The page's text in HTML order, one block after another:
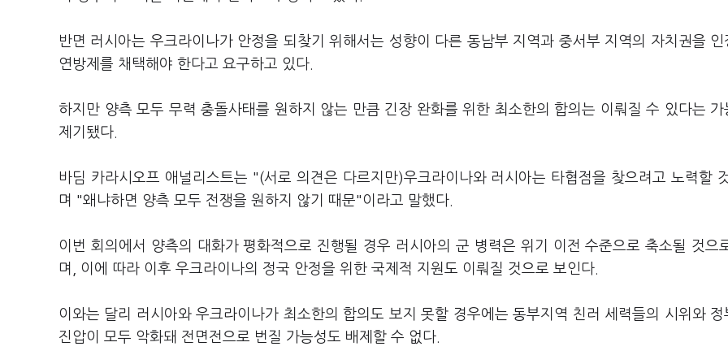
반면 러시아는 우크라이나가 안정을 되찾기 위해서는 성향이 다른 동남부 지역과 중서부 지역의 자치권을 인
연방제를 채택해야 한다고 요구하고 있다.
하지만 양측 모두 무력 충돌사태를 원하지 않는 만큼 긴장 완화를 위한 최소한의 합의는 이뤄질 수 있다는 가
제기됐다.
바딤 카라시오프 애널리스트는 "(서로 의견은 다르지만)우크라이나와 러시아는 타협점을 찾으려고 노력할
며 "왜냐하면 양측 모두 전쟁을 원하지 않기 때문"이라고 말했다.
이번 회의에서 양측의 대화가 평화적으로 진행될 경우 러시아의 군 병력은 위기 이전 수준으로 축소될 것으
며, 이에 따라 이후 우크라이나의 정국 안정을 위한 국제적 지원도 이뤄질 것으로 보인다.
이와는 달리 러시아와 우크라이나가 최소한의 합의도 보지 못할 경우에는 동부지역 친러 세력들의 시위와 정
진압이 모두 악화돼 전면전으로 번질 가능성도 배제할 수 없다.